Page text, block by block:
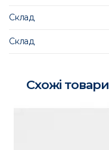
Склад
Склад
Схожі товари